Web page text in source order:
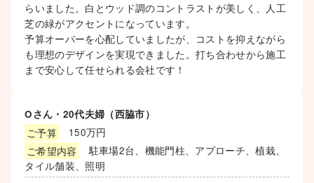
らいました。白とウッド調のコントラストが美しく、人工
芝の緑がアクセントになっています。
予算オーバーを心配していましたが、コストを抑えながら
も理想のデザインを実現できました。打ち合わせから施工
まで安心して任せられる会社です！
Oさん・20代夫婦（西脇市）
ご予算
150万円
ご希望内容
駐車場2台、機能門柱、アプローチ、植栽、
タイル舗装、照明